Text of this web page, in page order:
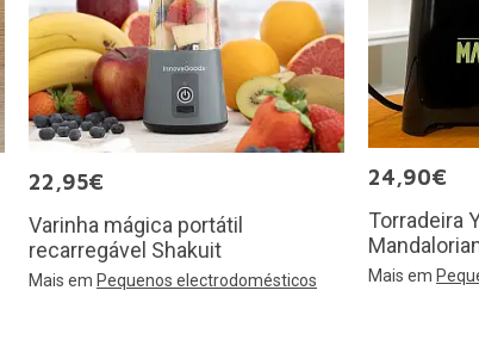
22,95€
Varinha mágica portátil
recarregável Shakuit
Mais em Pequenos electrodomésticos
24,90€
Torradeira
Mais em